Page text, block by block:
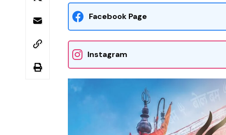
Facebook Page
Instagram